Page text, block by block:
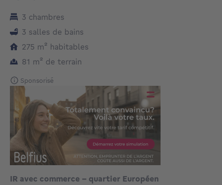
3 chambres
3 salles de bains
275 m² mètres carrés
habitables
81 m² mètres carrés
de terrain
Sponsorisé
IR avec commerce - quartier Européen